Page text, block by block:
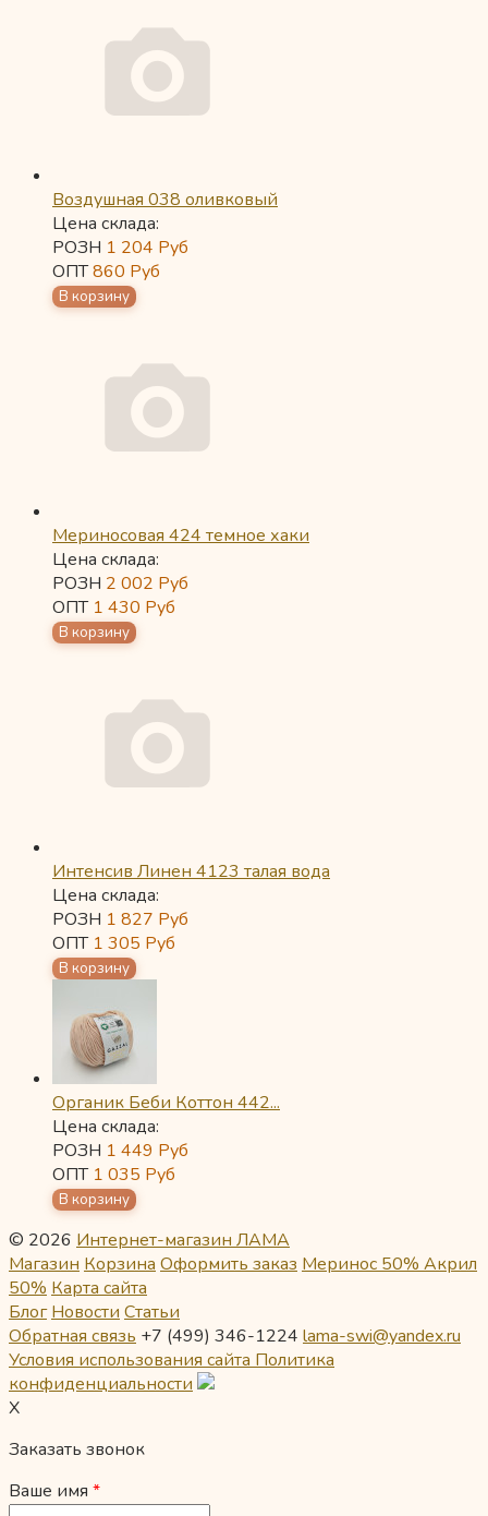
Воздушная 038 оливковый
Цена склада:
РОЗН 1 204 Руб
ОПТ860 Руб
Мериносовая 424 темное хаки
Цена склада:
РОЗН 2 002 Руб
ОПТ 1 430 Руб
Интенсив Линен 4123 талая вода
Цена склада:
РОЗН 1 827 Руб
ОПТ 1 305 Руб
Органик Беби Коттон 442...
Цена склада:
РОЗН 1 449 Руб
ОПТ 1 035 Руб
© 2026 Интернет-магазин ЛАМА
Магазин Корзина Оформить заказ Меринос 50% Акрил
50% Карта сайта
Блог Новости Статьи
Обратная связь +7 (499) 346-1224 lama-swi@yandex.ru
Условия использования сайта Политика
конфиденциальности
X
Заказать звонок
Ваше имя *